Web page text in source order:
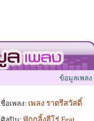
ข้อมูลเพลง
ชื่อเพลง: เพลง ราตรีสวัสดิ์